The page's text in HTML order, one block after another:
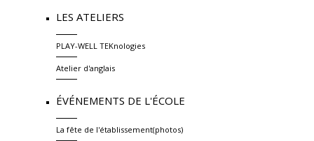
LES ATELIERS
PLAY-WELL TEKnologies
Atelier d'anglais
ÉVÉNEMENTS DE L'ÉCOLE
La fête de l'établissement(photos)